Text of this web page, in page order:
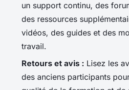
un support continu, des
des ressources
vidéos, des guides et des
travail.
Retours et avis : Lisez les
des anciens participants